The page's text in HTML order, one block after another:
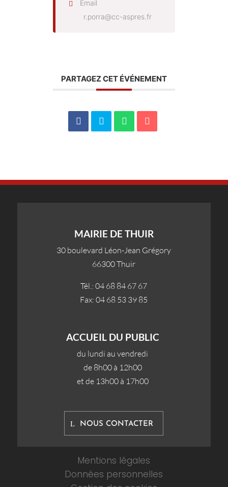
Email
r.porra@cc-aspres.fr
PARTAGEZ CET ÉVÉNEMENT
MAIRIE DE THUIR
30 boulevard Léon-Jean Grégory
66300 Thuir
Tél.: 04 68 84 67 67
Fax: 04 68 53 39 85
ACCUEIL DU PUBLIC
du lundi au vendredi
de 8h00 à 12h00
et de 13h00 à 17h00
NOUS CONTACTER
Mentions légales
Données personnelles